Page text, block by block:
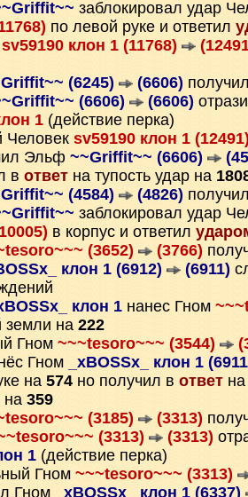
заблокировал удар
по левой руке и ответил
sv59190 клон 1 (11768)
(6245) (6606)
(6606) (6606)
1 (действие перка)
Человек sv59190 клон 1
Эльф ~~Griffit~~ (6606)
в ответ на тупость удар на
(4584) (4826)
заблокировал удар
в корпус и ответил
(3652) (3766)
клон 1 (6912) (6911)
клон 1 нанес Гном
земли на 222
Гном ~~~tesoro~~~ (3544)
Гном
_xBOSSx_ клон 1
на 574 но получил в ответ
на 359
(3185) (3313)
(3313) (3313)
1 (действие перка)
Гном ~~~tesoro~~~ (3313)
Гном
_xBOSSx_ клон 1 (6337)